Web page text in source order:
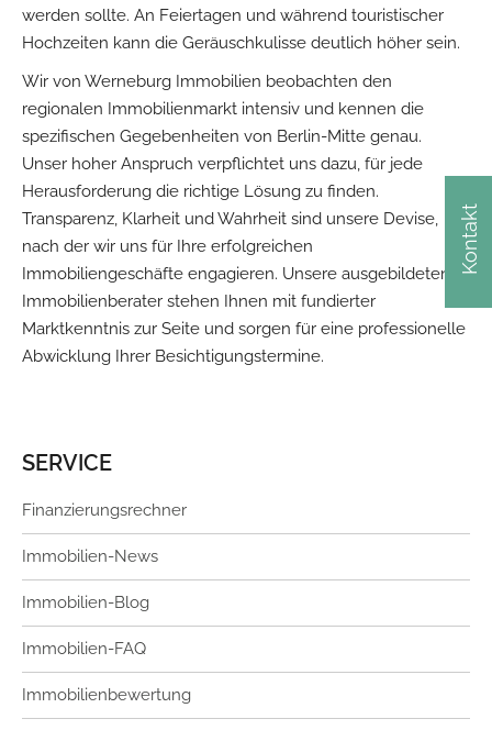
Kontakt
werden sollte. An Feiertagen und während touristischer
Hochzeiten kann die Geräuschkulisse deutlich höher sein.
Wir von Werneburg Immobilien beobachten den
regionalen Immobilienmarkt intensiv und kennen die
spezifischen Gegebenheiten von Berlin-Mitte genau.
Unser hoher Anspruch verpflichtet uns dazu, für jede
Herausforderung die richtige Lösung zu finden.
Transparenz, Klarheit und Wahrheit sind unsere Devise,
nach der wir uns für Ihre erfolgreichen
Immobiliengeschäfte engagieren. Unsere ausgebildeten
Immobilienberater stehen Ihnen mit fundierter
Marktkenntnis zur Seite und sorgen für eine professionelle
Abwicklung Ihrer Besichtigungstermine.
SERVICE
Finanzierungsrechner
Immobilien-News
Immobilien-Blog
Immobilien-FAQ
Immobilienbewertung